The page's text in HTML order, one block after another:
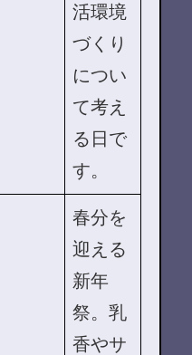
活環境
づくり
につい
て考え
る日で
す。
春分を
迎える
新年
祭。乳
香やサ